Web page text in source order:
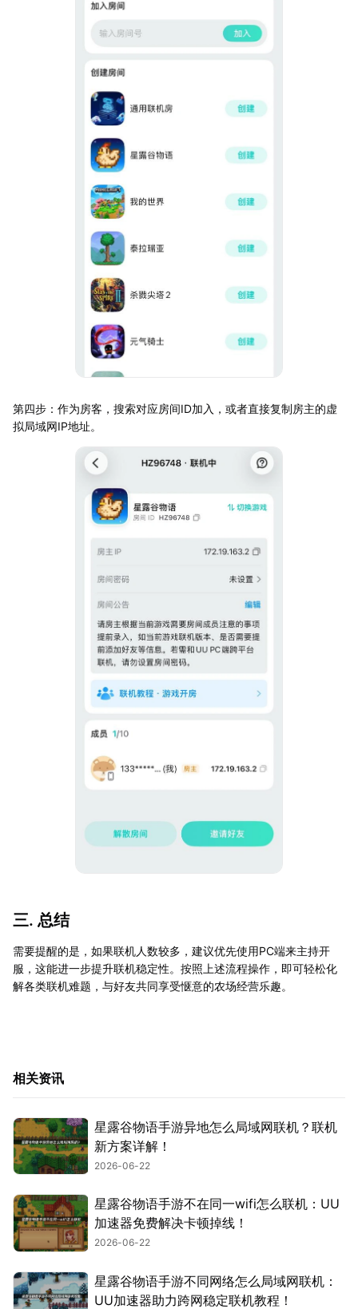
第四步：作为房客，搜索对应房间ID加入，或者直接复制房主的虚
拟局域网IP地址。
三. 总结
需要提醒的是，如果联机人数较多，建议优先使用PC端来主持开
服，这能进一步提升联机稳定性。按照上述流程操作，即可轻松化
解各类联机难题，与好友共同享受惬意的农场经营乐趣。
相关资讯
星露谷物语手游异地怎么局域网联机？联机
新方案详解！
2026-06-22
星露谷物语手游不在同一wifi怎么联机：UU
加速器免费解决卡顿掉线！
2026-06-22
星露谷物语手游不同网络怎么局域网联机：
UU加速器助力跨网稳定联机教程！